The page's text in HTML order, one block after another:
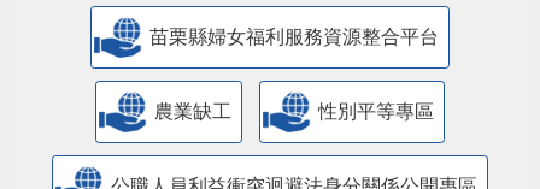
苗栗縣婦女福利服務資源整合平台
農業缺工 性別平等專區